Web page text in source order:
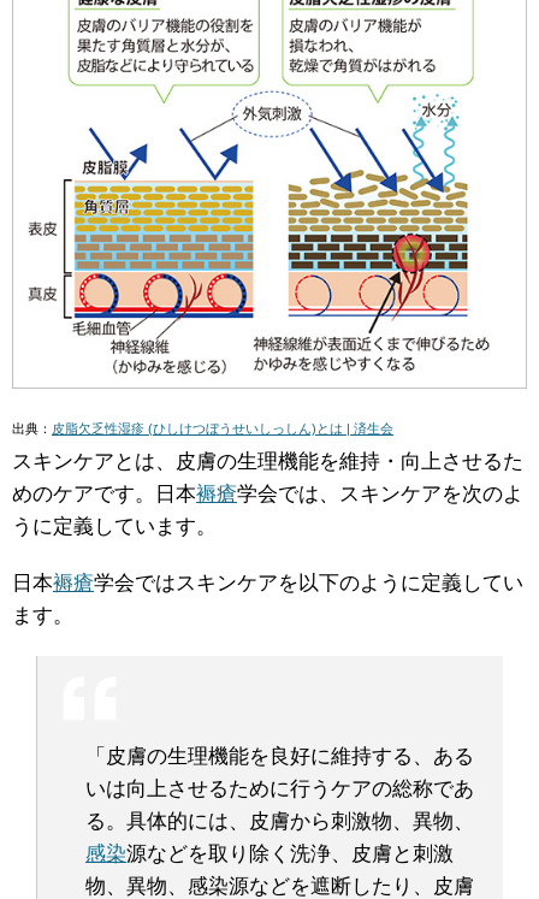
出典： 皮脂欠乏性湿疹 (ひしけつぼうせいしっしん)とは | 済生会
スキンケアとは、皮膚の生理機能を維持・向上させるた
めのケアです。日本褥瘡学会では、スキンケアを次のよ
うに定義しています。
日本褥瘡学会ではスキンケアを以下のように定義してい
ます。
「皮膚の生理機能を良好に維持する、ある
いは向上させるために行うケアの総称であ
る。具体的には、皮膚から刺激物、異物、
感染源などを取り除く洗浄、皮膚と刺激
物、異物、感染源などを遮断したり、皮膚